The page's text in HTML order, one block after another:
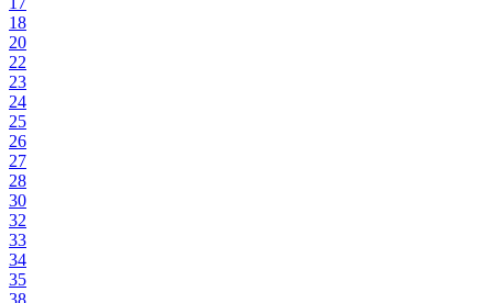
18
20
22
23
24
25
26
27
28
30
32
33
34
35
38